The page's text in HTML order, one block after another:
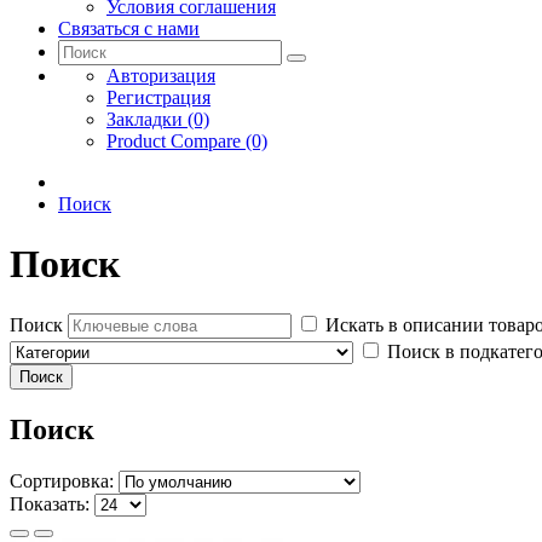
Условия соглашения
Связаться с нами
Авторизация
Регистрация
Закладки (0)
Product Compare (0)
Поиск
Поиск
Поиск
Искать в описании
Поиск в
Поиск
Сортировка:
Показать: